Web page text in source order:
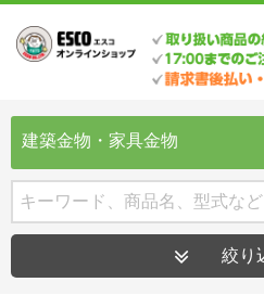
建築金物・家具金物
絞り